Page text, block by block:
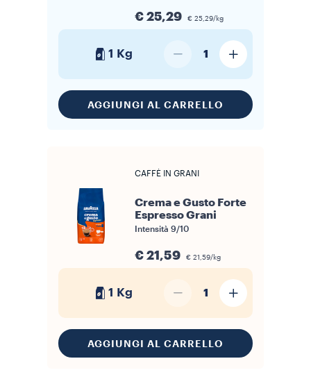
€ 25,29 € 25,29/kg
1 Kg 1
AGGIUNGI AL CARRELLO
CAFFÈ IN GRANI
Crema e Gusto Forte
Espresso Grani
Intensità 9/10
€ 21,59 € 21,59/kg
1 Kg 1
AGGIUNGI AL CARRELLO